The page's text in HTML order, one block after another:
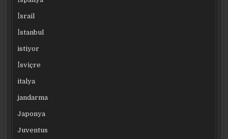
İsrail
İstanbul
istiyor
İsviçre
italya
jandarma
Japonya
Juventus